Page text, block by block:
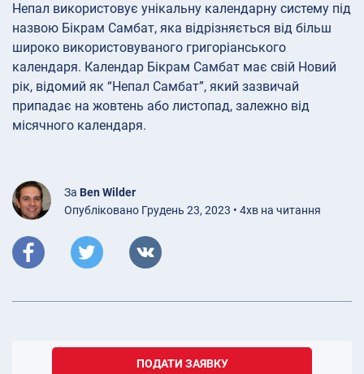
Непал використовує унікальну календарну систему під
назвою Бікрам Самбат, яка відрізняється від більш
широко використовуваного григоріанського
календаря. Календар Бікрам Самбат має свій Новий
рік, відомий як “Непал Самбат”, який зазвичай
припадає на жовтень або листопад, залежно від
місячного календаря.
За Ben Wilder
Опубліковано Грудень 23, 2023 • 4хв на читання
ПОДАТИ ЗАЯВКУ